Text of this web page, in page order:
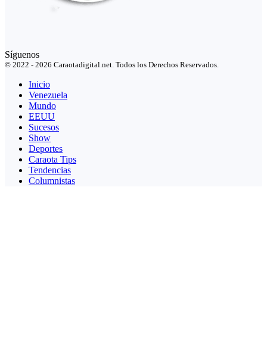
Síguenos
© 2022 - 2026 Caraotadigital.net. Todos los Derechos Reservados.
Inicio
Venezuela
Mundo
EEUU
Sucesos
Show
Deportes
Caraota Tips
Tendencias
Columnistas